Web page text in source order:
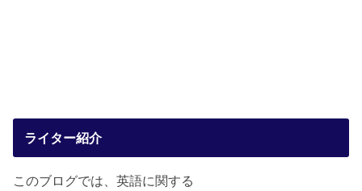
ライター紹介
このブログでは、英語に関する